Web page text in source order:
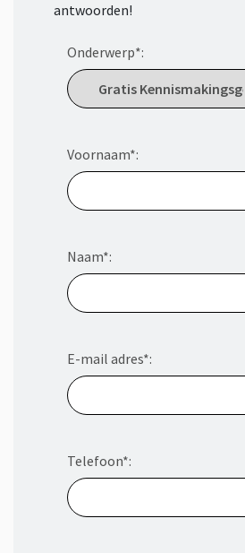
antwoorden!
Onderwerp*:
Voornaam*:
Naam*:
E-mail adres*:
Telefoon*: